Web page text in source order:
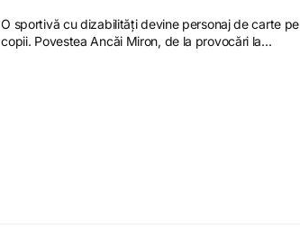
O sportivă cu dizabilități devine personaj de carte
copii. Povestea Ancăi Miron, de la provocări la...